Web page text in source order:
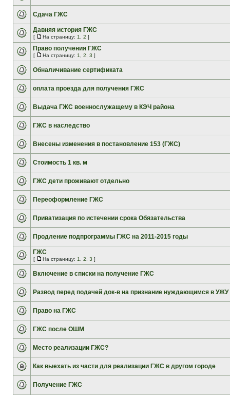
Сдача ГЖС
Давняя история ГЖС
[ На страницу: 1 2 ]
Право получения ГЖС
[ На страницу: 1 2 3 ]
Обналичивание сертификата
оплата проезда для получения ГЖС
Выдача ГЖС военнослужащему в КЭЧ района
ГЖС в наследство
Внесены изменения в постановление 153 (ГЖС)
Стоимость 1 кв. м
ГЖС дети проживают отдельно
Переоформление ГЖС
Приватизация по истечении срока Обязательства
Продление подпрограммы ГЖС на 2011-2015 годы
ГЖС
[ На страницу: 1 2 3 ]
Включение в списки на получение ГЖС
Развод перед подачей док-в на признание нуждающимся в УЖУ
Право на ГЖС
ГЖС после ОШМ
Место реализации ГЖС?
Как выехать из части для реализации ГЖС в другом городе
Получение ГЖС